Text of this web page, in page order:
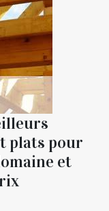
plats pour
et